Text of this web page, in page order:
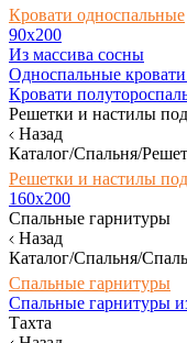
Кровати односпальные
90х200
Из массива сосны
Односпальные кровати
Кровати
Решетки и настилы
Назад
Каталог/Спальня/
Решетки и настилы
160х200
Спальные гарнитуры
Назад
Каталог/Спальня/
Спальные гарнитуры
Спальные гарнитуры
Тахта